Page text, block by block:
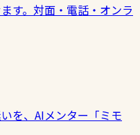
す。対面・電話・オンラ
を、AIメンター「ミモ